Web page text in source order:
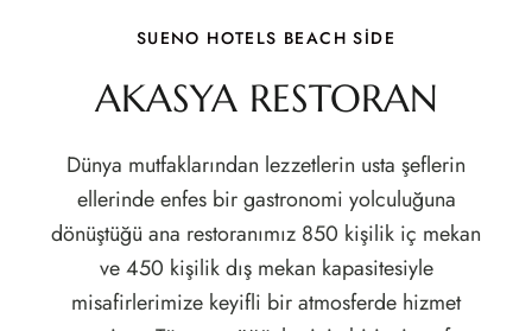
SUENO HOTELS BEACH SİDE
AKASYA RESTORAN
Dünya mutfaklarından lezzetlerin usta şeflerin
ellerinde enfes bir gastronomi yolculuğuna
dönüştüğü ana restoranımız 850 kişilik iç mekan
ve 450 kişilik dış mekan kapasitesiyle
misafirlerimize keyifli bir atmosferde hizmet